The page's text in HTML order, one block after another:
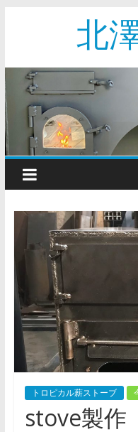
北
トロピカル薪ストーブ
stove製作